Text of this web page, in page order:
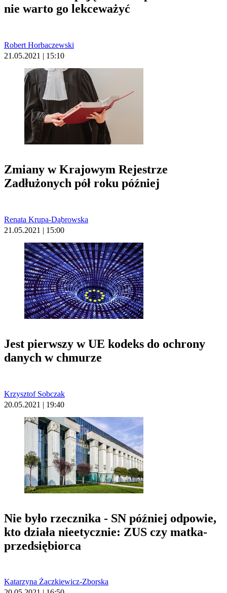
nie warto go lekceważyć
Robert Horbaczewski
21.05.2021 | 15:10
Zmiany w Krajowym Rejestrze
Zadłużonych pół roku później
Renata Krupa-Dąbrowska
21.05.2021 | 15:00
Jest pierwszy w UE kodeks do ochrony
danych w chmurze
Krzysztof Sobczak
20.05.2021 | 19:40
Nie było rzecznika - SN później odpowie,
kto działa nieetycznie: ZUS czy matka-
przedsiębiorca
Katarzyna Żaczkiewicz-Zborska